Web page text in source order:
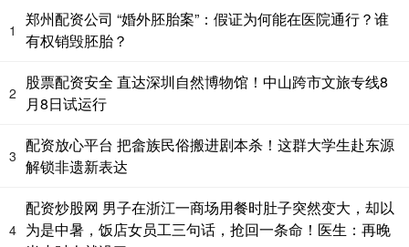
1
郑州配资公司 “婚外胚胎案”：假证为何能在医院通行？谁
有权销毁胚胎？
2
股票配资安全 直达深圳自然博物馆！中山跨市文旅专线8
月8日试运行
3
配资放心平台 把畲族民俗搬进剧本杀！这群大学生赴东源
解锁非遗新表达
4
配资炒股网 男子在浙江一商场用餐时肚子突然变大，却以
为是中暑，饭店女员工三句话，抢回一条命！医生：再晚